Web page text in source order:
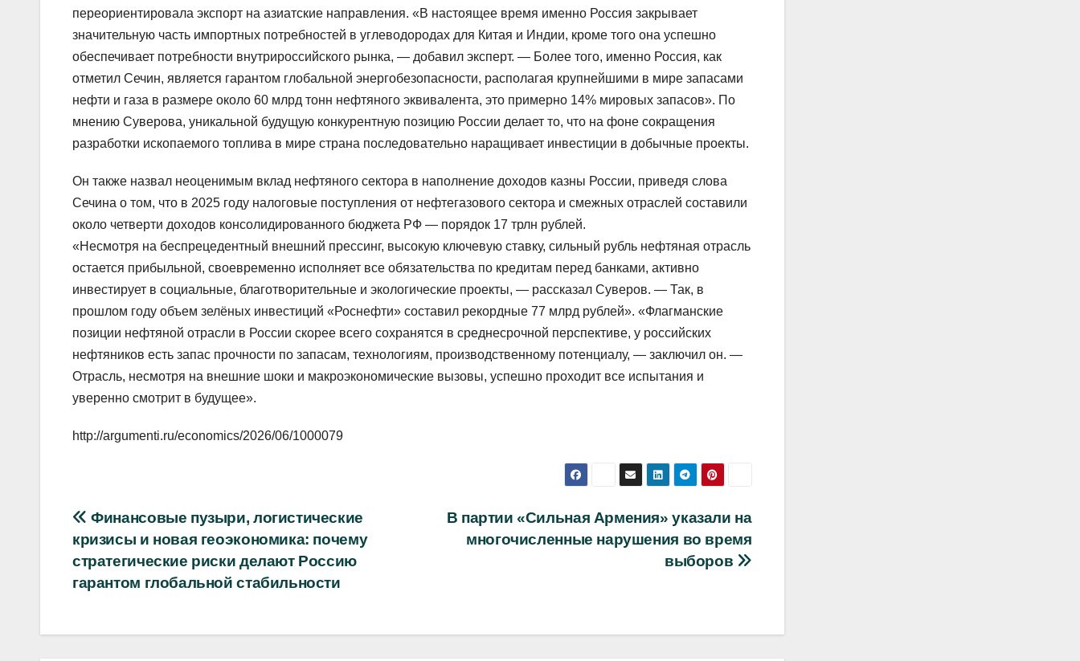
переориентировала экспорт на азиатские направления. «В настоящее время именно Россия закрывает
значительную часть импортных потребностей в углеводородах для Китая и Индии, кроме того она успешно
обеспечивает потребности внутрироссийского рынка, — добавил эксперт. — Более того, именно Россия, как
отметил Сечин, является гарантом глобальной энергобезопасности, располагая крупнейшими в мире запасами
нефти и газа в размере около 60 млрд тонн нефтяного эквивалента, это примерно 14% мировых запасов». По
мнению Суверова, уникальной будущую конкурентную позицию России делает то, что на фоне сокращения
разработки ископаемого топлива в мире страна последовательно наращивает инвестиции в добычные проекты.
Он также назвал неоценимым вклад нефтяного сектора в наполнение доходов казны России, приведя слова
Сечина о том, что в 2025 году налоговые поступления от нефтегазового сектора и смежных отраслей составили
около четверти доходов консолидированного бюджета РФ — порядок 17 трлн рублей.
«Несмотря на беспрецедентный внешний прессинг, высокую ключевую ставку, сильный рубль нефтяная отрасль
остается прибыльной, своевременно исполняет все обязательства по кредитам перед банками, активно
инвестирует в социальные, благотворительные и экологические проекты, — рассказал Суверов. — Так, в
прошлом году объем зелёных инвестиций «Роснефти» составил рекордные 77 млрд рублей». «Флагманские
позиции нефтяной отрасли в России скорее всего сохранятся в среднесрочной перспективе, у российских
нефтяников есть запас прочности по запасам, технологиям, производственному потенциалу, — заключил он. —
Отрасль, несмотря на внешние шоки и макроэкономические вызовы, успешно проходит все испытания и
уверенно смотрит в будущее».
http://argumenti.ru/economics/2026/06/1000079
Навигация
по
записям
В партии «Сильная Армения» указали на
многочисленные нарушения во время
выборов
Финансовые пузыри, логистические
кризисы и новая геоэкономика: почему
стратегические риски делают Россию
гарантом глобальной стабильности